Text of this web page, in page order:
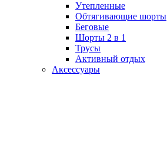
Утепленные
Обтягивающие шорты
Беговые
Шорты 2 в 1
Трусы
Активный отдых
Аксессуары